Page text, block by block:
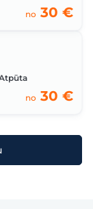
no 30 €
no 30 €